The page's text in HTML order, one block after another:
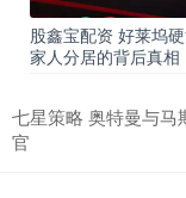
股鑫宝配资 好莱坞
家人分居的背后真相
七星策略 奥特曼与马
官